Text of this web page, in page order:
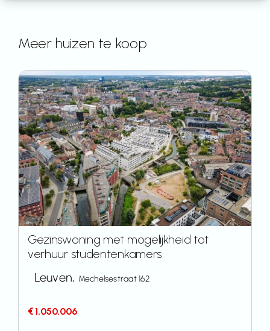
Meer huizen te koop
Gezinswoning met mogelijkheid tot
verhuur studentenkamers
Leuven, Mechelsestraat 162
€ 1.050.006